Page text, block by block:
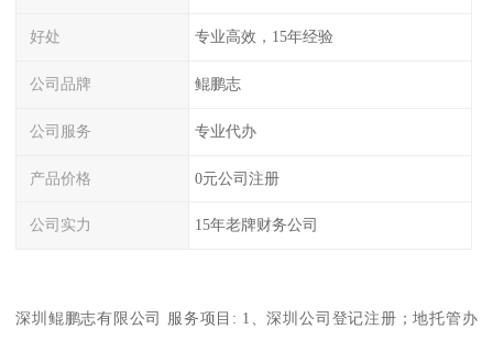
好处 专业高效，15年经验
公司品牌 鲲鹏志
公司服务 专业代办
产品价格 0元公司注册
公司实力 15年老牌财务公司
深圳鲲鹏志有限公司 服务项目: 1、深圳公司登记注册；地托管办